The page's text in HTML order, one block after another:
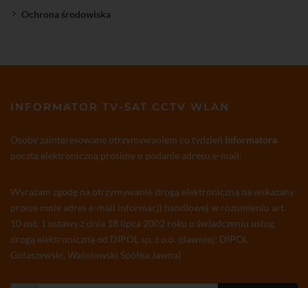
Ochrona środowiska
INFORMATOR TV-SAT CCTV WLAN
Osoby zainteresowane otrzymywaniem co tydzień Informatora
pocztą elektroniczną prosimy o podanie adresu e-mail:
Wyrażam zgodę na otrzymywanie drogą elektroniczną na wskazany
przeze mnie adres e-mail informacji handlowej w rozumieniu art.
10 ust. 1 ustawy z dnia 18 lipca 2002 roku o świadczeniu usług
drogą elektroniczną od DIPOL sp. z o.o. (dawniej: DIPOL
Gołaszewski, Waśniowski Spółka Jawna)